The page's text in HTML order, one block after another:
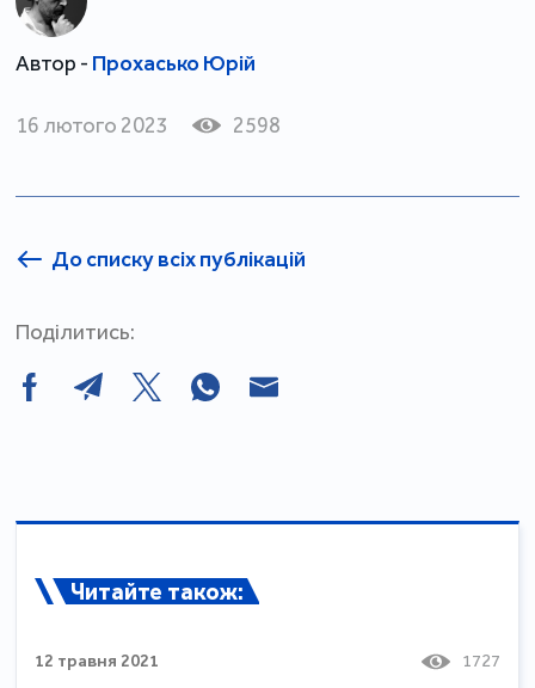
Автор - Прохасько Юрій
16 лютого 2023 2598
До списку всіх публікацій
Поділитись:
Читайте також:
12 травня 2021 1727